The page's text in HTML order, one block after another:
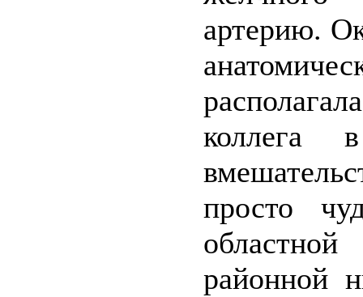
артерию.
коллега в
просто
районной